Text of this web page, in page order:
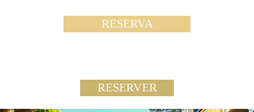
RESERVA
RESERVER